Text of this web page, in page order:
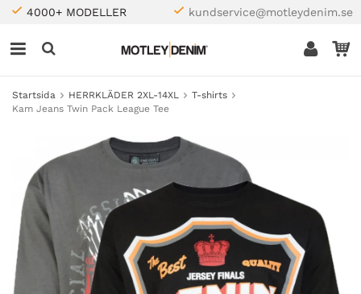
4000+ MODELLER kundservice@motleydenim.se
Startsida HERRKLÄDER 2XL-14XL
T-shirts
Kam Jeans Twin Pack League Tee